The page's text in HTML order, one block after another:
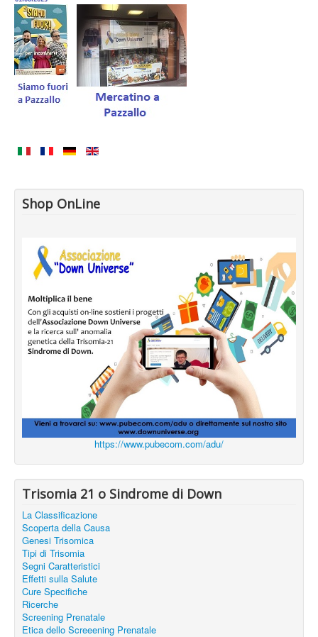
Shop OnLine
https://www.pubecom.com/adu/
Trisomia 21 o Sindrome di Down
La Classificazione
Scoperta della Causa
Genesi Trisomica
Tipi di Trisomia
Segni Caratteristici
Effetti sulla Salute
Cure Specifiche
Ricerche
Screening Prenatale
Etica dello Screeening Prenatale